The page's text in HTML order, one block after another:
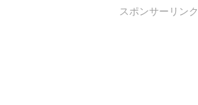
スポンサーリンク